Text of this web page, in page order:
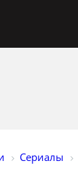
Сериалы